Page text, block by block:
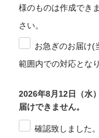
様のものは作成でき
さい。
お急ぎのお届け(
範囲内での対応とな
2026年8月12日（水
届けできません。
確認致しました